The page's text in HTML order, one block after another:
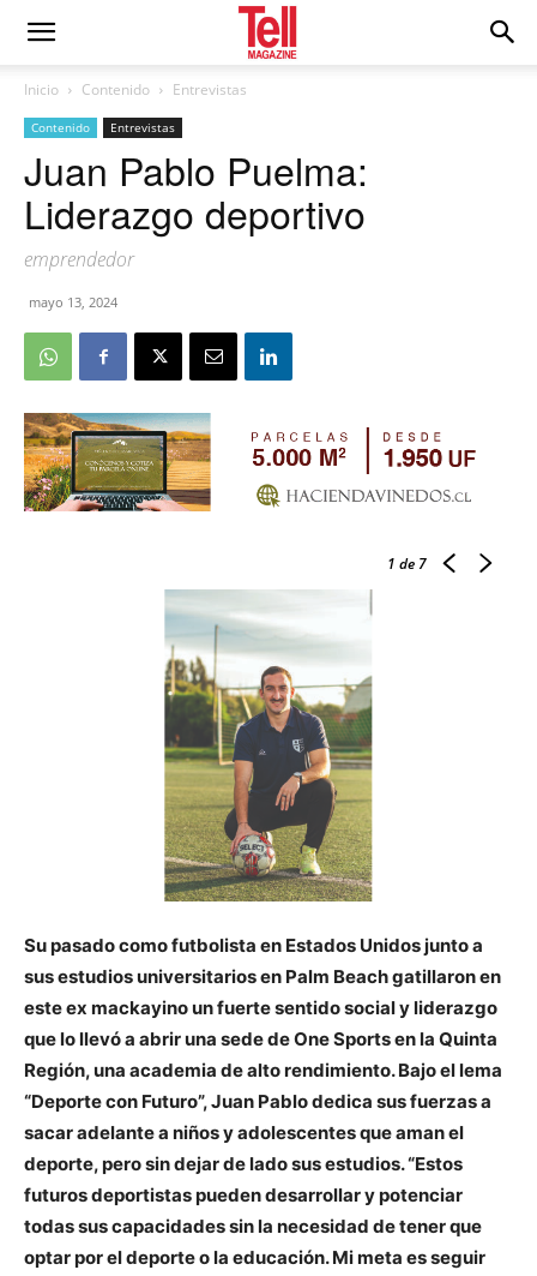
Inicio Contenido Entrevistas
Contenido Entrevistas
Juan Pablo Puelma:
Liderazgo deportivo
emprendedor
mayo 13, 2024
1 de 7
Su pasado como futbolista en Estados Unidos junto a
sus estudios universitarios en Palm Beach gatillaron en
este ex mackayino un fuerte sentido social y liderazgo
que lo llevó a abrir una sede de One Sports en la Quinta
Región, una academia de alto rendimiento. Bajo el lema
“Deporte con Futuro”, Juan Pablo dedica sus fuerzas a
sacar adelante a niños y adolescentes que aman el
deporte, pero sin dejar de lado sus estudios. “Estos
futuros deportistas pueden desarrollar y potenciar
todas sus capacidades sin la necesidad de tener que
optar por el deporte o la educación. Mi meta es seguir